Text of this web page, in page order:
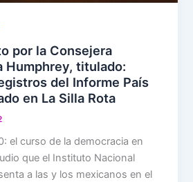
por la Consejera
Humphrey, titulado:
del Informe País
en La Silla Rota
el curso de la democracia en
que el Instituto Nacional
a las y los mexicanos en el